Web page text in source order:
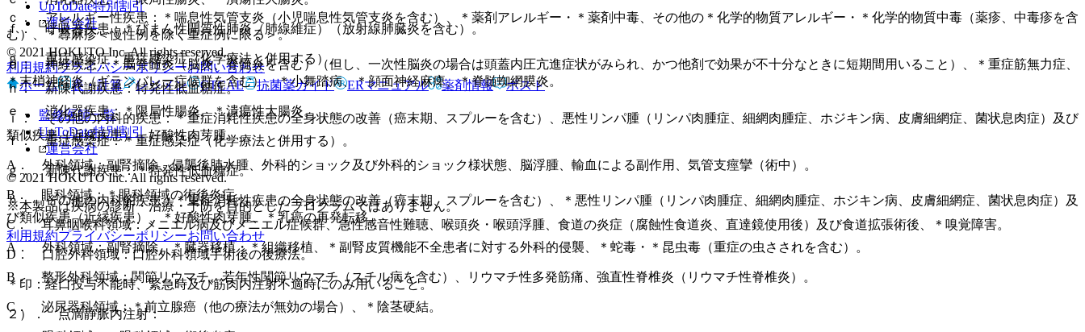
ｃ． アレルギー性疾患：＊喘息性気管支炎（小児喘息性気管支炎を含む）、＊薬剤アレルギー・＊薬剤中毒、その他の＊化学的物質アレルギー・＊化学的物質中毒（薬疹、中毒疹を含
む）、＊蕁麻疹＜慢性例を除く重症例に限る＞。
ｄ． 神経疾患：＊脳脊髄炎（脳炎、脊髄炎を含む）（但し、一次性脳炎の場合は頭蓋内圧亢進症状がみられ、かつ他剤で効果が不十分なときに短期間用いること）、＊重症筋無力症、
＊末梢神経炎（ギランバレー症候群を含む）、＊小舞踏病、＊顔面神経麻痺、＊脊髄蜘網膜炎。
ｅ． 消化器疾患：＊限局性腸炎、＊潰瘍性大腸炎。
ｆ． 重症感染症：＊重症感染症（化学療法と併用する）。
ｇ． 新陳代謝疾患：＊特発性低血糖症。
ｈ． その他の内科的疾患：＊重症消耗性疾患の全身状態の改善（癌末期、スプルーを含む）、＊悪性リンパ腫（リンパ肉腫症、細網肉腫症、ホジキン病、皮膚細網症、菌状息肉症）及
び類似疾患（近縁疾患）、＊好酸性肉芽腫、＊乳癌の再発転移。
A． 外科領域：副腎摘除、＊臓器移植・＊組織移植、＊副腎皮質機能不全患者に対する外科的侵襲、＊蛇毒・＊昆虫毒（重症の虫さされを含む）。
B． 整形外科領域：関節リウマチ、若年性関節リウマチ（スチル病を含む）、リウマチ性多発筋痛、強直性脊椎炎（リウマチ性脊椎炎）。
C． 泌尿器科領域：＊前立腺癌（他の療法が無効の場合）、＊陰茎硬結。
ｆ． 呼吸器疾患：＊びまん性間質性肺炎（肺線維症）（放射線肺臓炎を含む）。
ｇ． 重症感染症：重症感染症（化学療法と併用する）。
ｈ． 新陳代謝疾患：特発性低血糖症。
ｉ． その他の内科的疾患：＊重症消耗性疾患の全身状態の改善（癌末期、スプルーを含む）、悪性リンパ腫（リンパ肉腫症、細網肉腫症、ホジキン病、皮膚細網症、菌状息肉症）及び
類似疾患（近縁疾患）、好酸性肉芽腫。
A． 外科領域：副腎摘除、侵襲後肺水腫、外科的ショック及び外科的ショック様状態、脳浮腫、輸血による副作用、気管支痙攣（術中）。
B． 眼科領域：＊眼科領域の術後炎症。
C． 耳鼻咽喉科領域：メニエル病及びメニエル症候群、急性感音性難聴、喉頭炎・喉頭浮腫、食道の炎症（腐蝕性食道炎、直達鏡使用後）及び食道拡張術後、＊嗅覚障害。
D． 口腔外科領域：口腔外科領域手術後の後療法。
＊印：経口投与不能時、緊急時及び筋肉内注射不適時にのみ用いること。
２）． 点滴静脈内注射：
UpToDate特別割引
運営会社
© 2021 HOKUTO Inc. All rights reserved.
利用規約プライバシーポリシーお問い合わせ
ホーム
表・計算 レジメン CTCAE 抗菌薬ガイド ERマニュアル 薬剤情報 ポスト
監修医師一覧
UpToDate特別割引
運営会社
© 2021 HOKUTO Inc. All rights reserved.
※本製品は疾病の診断・治療・予防を目的としたプログラムではありません。
利用規約プライバシーポリシーお問い合わせ